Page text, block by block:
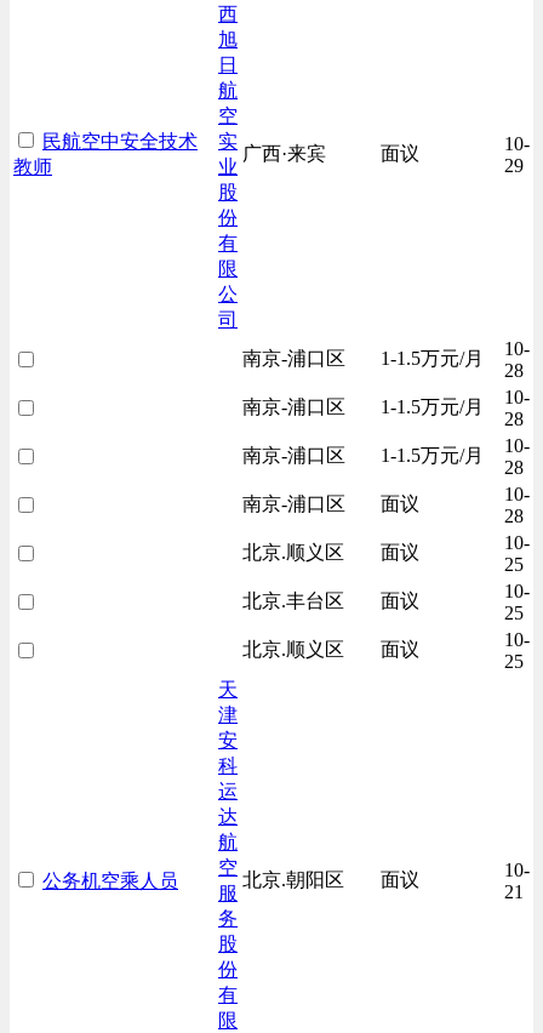
民航空中安全技术
教师
西
旭
日
航
空
实
业
股
份
有
限
公
司
广西·来宾 面议
10-
29
南京-浦口区 1-1.5万元/月
10-
28
南京-浦口区
1-1.5万元/月
10-
28
南京-浦口区
1-1.5万元/月
10-
28
南京-浦口区
面议
10-
28
北京.顺义区
面议
10-
25
北京.丰台区
面议
10-
25
北京.顺义区
面议
10-
25
公务机空乘人员
天
津
安
科
运
达
航
空
服
务
股
份
有
限
北京.朝阳区 面议
10-
21